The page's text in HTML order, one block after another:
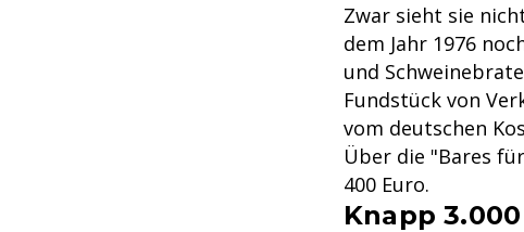
Zwar sieht sie
dem Jahr 1976
und
Fundstück von
vom deutschen
Über die "Bares
400 Euro.
Knapp